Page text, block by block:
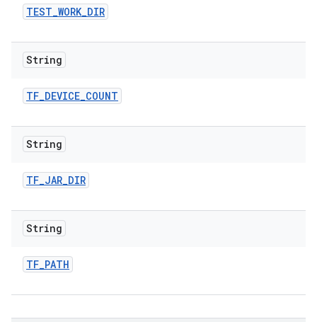
TEST_WORK_DIR
String
TF_DEVICE_COUNT
String
TF_JAR_DIR
String
TF_PATH